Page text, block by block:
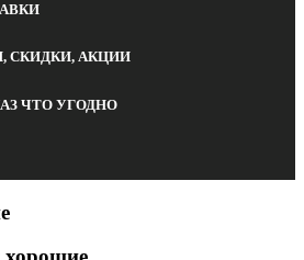
СКИДКИ, АКЦИИ
ЧТО УГОДНО